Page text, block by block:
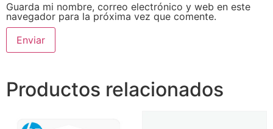
Guarda mi nombre, correo electrónico y web en este
navegador para la próxima vez que comente.
Productos relacionados